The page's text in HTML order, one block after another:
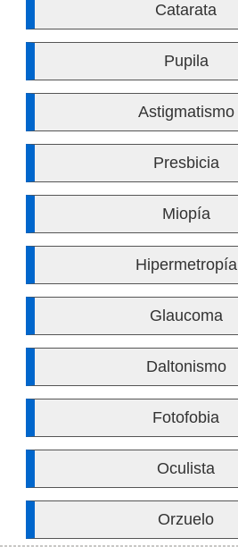
Catarata
Pupila
Astigmatismo
Presbicia
Miopía
Hipermetropía
Glaucoma
Daltonismo
Fotofobia
Oculista
Orzuelo